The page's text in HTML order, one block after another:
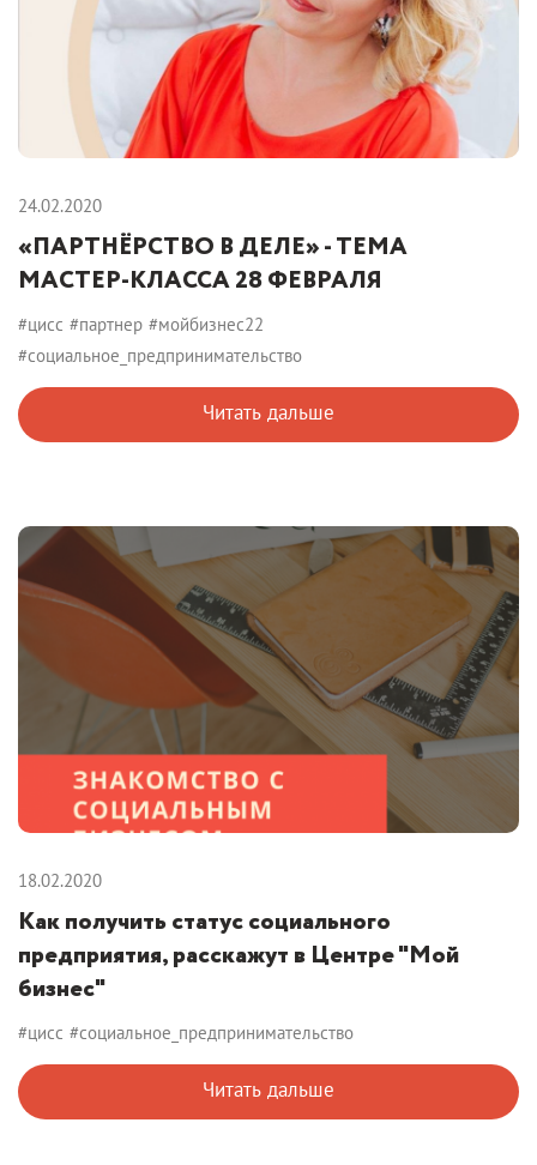
24.02.2020
«ПАРТНЁРСТВО В ДЕЛЕ» - ТЕМА
МАСТЕР-КЛАССА 28 ФЕВРАЛЯ
#цисс #партнер #мойбизнес22
#социальное_предпринимательство
Читать дальше
18.02.2020
Как получить статус социального
предприятия, расскажут в Центре "Мой
бизнес"
#цисс #социальное_предпринимательство
Читать дальше